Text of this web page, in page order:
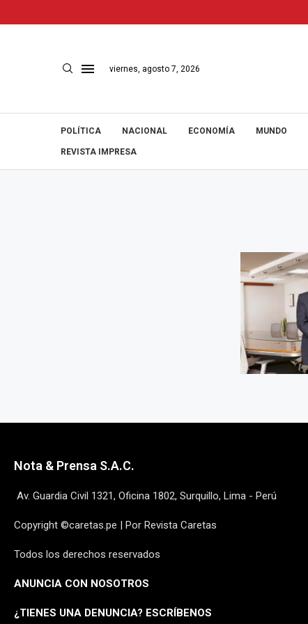
viernes, agosto 7, 2026
POLÍTICA NACIONAL ECONOMÍA MUNDO
REVISTA IMPRESA
Nota & Prensa S.A.C.
Av. Guardia Civil 1321, Oficina 1802, Surquillo, Lima - Perú
Copyright ©caretas.pe | Por Revista Caretas
Todos los derechos reservados
ANUNCIA CON NOSOTROS
¿TIENES UNA DENUNCIA? ESCRÍBENOS